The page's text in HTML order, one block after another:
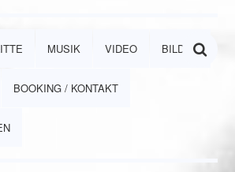
MUSIK VIDEO BILDER
BOOKING / KONTAKT